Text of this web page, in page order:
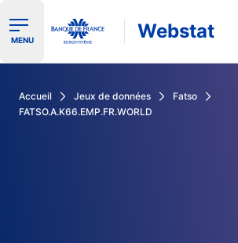
Ouvrir le menu de navigation
MENU Webstat
Accueil Jeux de données
Fatso
FATSO.A.K66.EMP.FR.WORLD